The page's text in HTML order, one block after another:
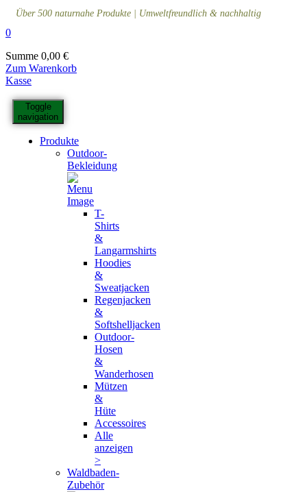
Über 500 naturnahe Produkte | Umweltfreundlich & nachhaltig
0
Summe 0,00 €
Zum Warenkorb
Kasse
Toggle
navigation
Produkte
Outdoor-
Bekleidung
T-
Shirts
&
Langarmshirts
Hoodies
&
Sweatjacken
Regenjacken
&
Softshelljacken
Outdoor-
Hosen
&
Wanderhosen
Mützen
&
Hüte
Accessoires
Alle
anzeigen
>
Waldbaden-
Zubehör